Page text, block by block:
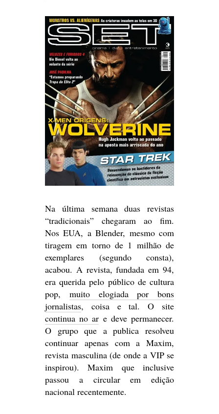
Na última semana duas revistas
“tradicionais” chegaram ao fim.
Nos EUA, a Blender, mesmo com
tiragem em torno de 1 milhão de
exemplares (segundo consta),
acabou. A revista, fundada em 94,
era querida pelo público de cultura
pop, muito elogiada por bons
jornalistas, coisa e tal. O site
continua no ar e deve permanecer.
O grupo que a publica resolveu
continuar apenas com a Maxim,
revista masculina (de onde a VIP se
inspirou). Maxim que inclusive
passou a circular em edição
nacional recentemente.